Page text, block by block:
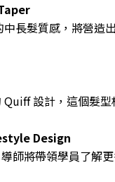
長髮質感，將營造
設計，這個髮
Design
師將帶領學員了解